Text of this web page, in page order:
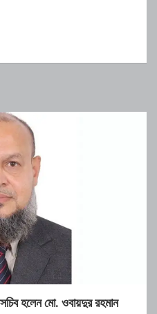
হলেন মো. ওবায়দুর রহমান